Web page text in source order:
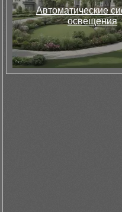
Автоматические
освещения